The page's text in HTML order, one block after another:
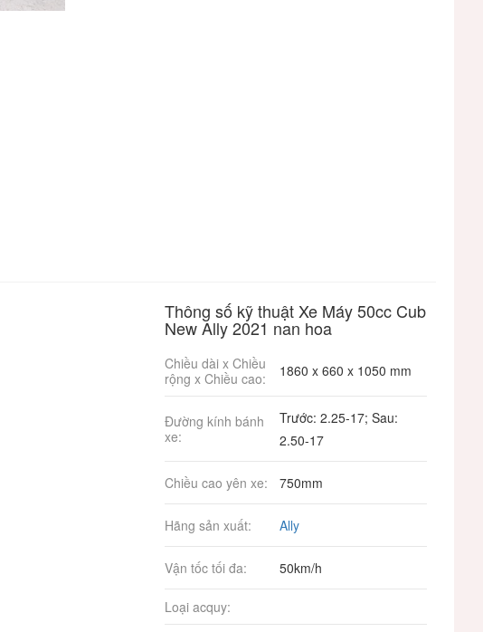
Thông số kỹ thuật Xe Máy 50cc Cub
New Ally 2021 nan hoa
Chiều dài x Chiều
rộng x Chiều cao:
1860 x 660 x 1050 mm
Đường kính bánh
xe:
Trước: 2.25-17; Sau:
2.50-17
Chiều cao yên xe: 750mm
Hãng sản xuất: Ally
Vận tốc tối đa: 50km/h
Loại acquy: